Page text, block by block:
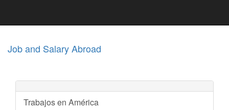
Job and Salary Abroad
Trabajos en América